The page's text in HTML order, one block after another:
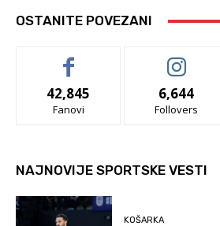
OSTANITE POVEZANI
42,845
Fanovi
6,644
Follovers
NAJNOVIJE SPORTSKE VESTI
KOŠARKA